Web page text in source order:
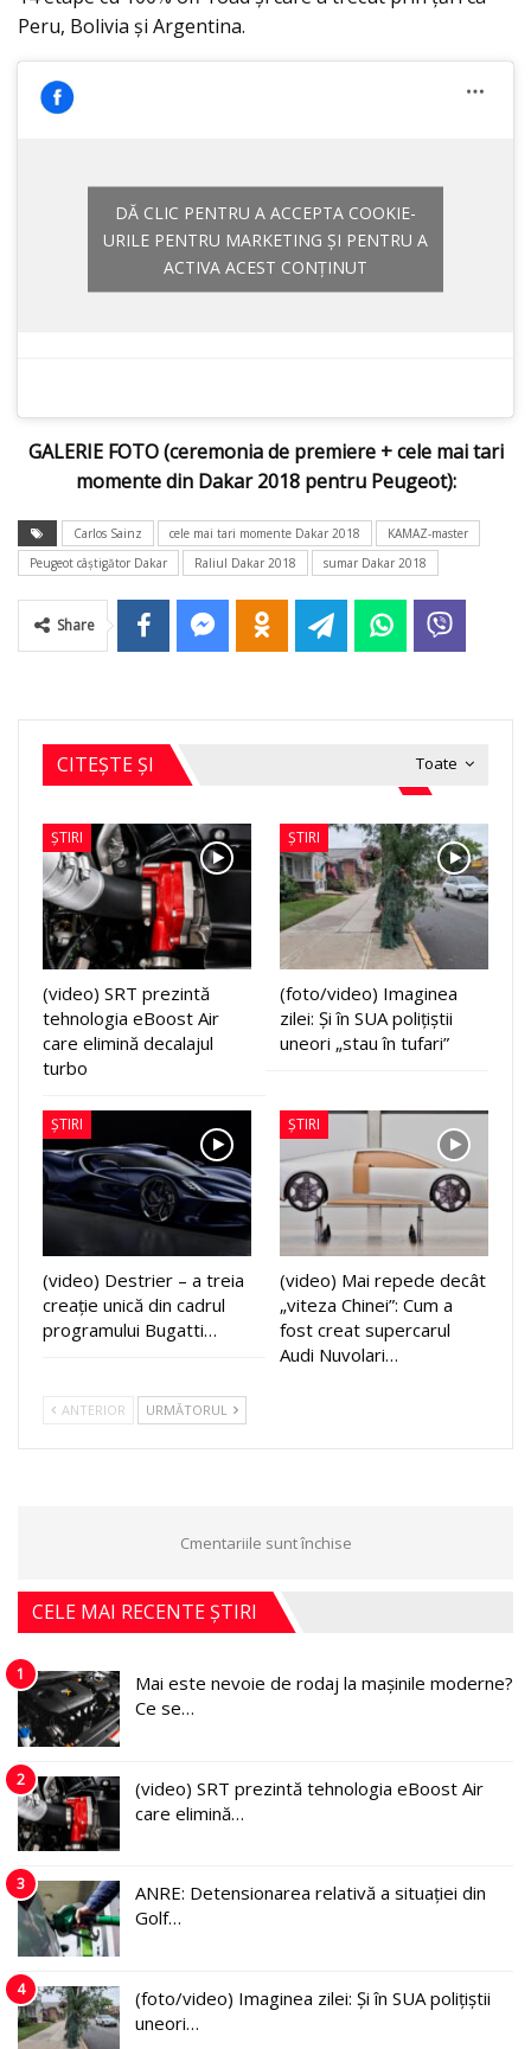
Peru, Bolivia şi Argentina.
DĂ CLIC PENTRU A ACCEPTA COOKIE-
URILE PENTRU MARKETING ȘI PENTRU A
ACTIVA ACEST CONȚINUT
GALERIE FOTO (ceremonia de premiere + cele mai tari
momente din Dakar 2018 pentru Peugeot):
Carlos Sainz cele mai tari momente Dakar 2018
KAMAZ-master
Peugeot câştigător Dakar
Raliul Dakar 2018 sumar Dakar 2018
Share
Toate
CITEȘTE ȘI
ȘTIRI
(video) SRT prezintă
tehnologia eBoost Air
care elimină decalajul
turbo
ȘTIRI
(foto/video) Imaginea
zilei: Și în SUA polițiștii
uneori „stau în tufari”
ȘTIRI
(video) Destrier – a treia
creație unică din cadrul
programului Bugatti…
ȘTIRI
(video) Mai repede decât
„viteza Chinei”: Cum a
fost creat supercarul
Audi Nuvolari…
ANTERIOR URMĂTORUL
Cmentariile sunt închise
CELE MAI RECENTE ȘTIRI
1
Mai este nevoie de rodaj la mașinile moderne?
Ce se…
2
(video) SRT prezintă tehnologia eBoost Air
care elimină…
3
ANRE: Detensionarea relativă a situației din
Golf…
4
(foto/video) Imaginea zilei: Și în SUA polițiștii
uneori…